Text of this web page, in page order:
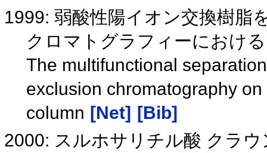
1999: 弱酸性陽イオン交換樹脂
クロマトグラフィーにおけ
The multifunctional
exclusion chromatography
column [Net] [Bib]
2000: スルホサリチル酸 クラ